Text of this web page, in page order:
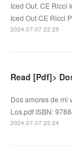
Iced Out. CE Ricci
Iced Out CE Ricci
2024.07.07 22:25
Dos amores de mi
Los.pdf ISBN:
2024.07.07 22:24